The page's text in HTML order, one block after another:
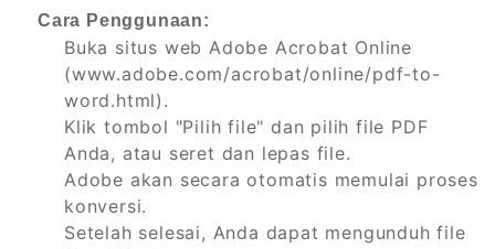
Cara Penggunaan:
Buka situs web Adobe Acrobat Online
(www.adobe.com/acrobat/online/pdf-to-
word.html).
Klik tombol "Pilih file" dan pilih file PDF
Anda, atau seret dan lepas file.
Adobe akan secara otomatis memulai proses
konversi.
Setelah selesai, Anda dapat mengunduh file